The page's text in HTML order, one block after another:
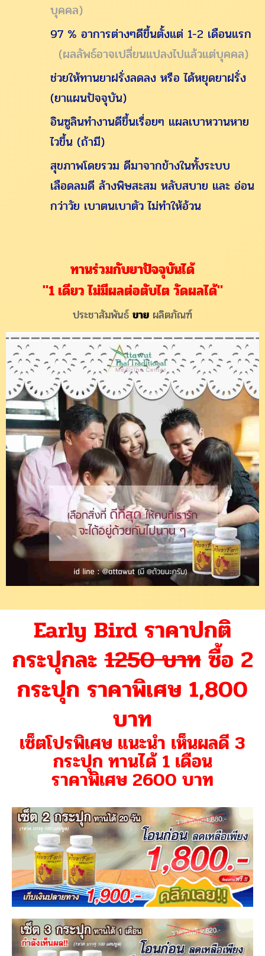
บุคคล)
97 % อาการต่างๆดีขึ้นตั้งแต่ 1-2 เดือนแรก
(ผลลัพธ์อาจเปลี่ยนแปลงไปแล้วแต่บุคคล)
ช่วยให้ทานยาฝรั่งลดลง หรือ ได้หยุดยาฝรั่ง
(ยาแผนปัจจุบัน)
อินซูลินทำงานดีขึ้นเรื่อยๆ แผลเบาหวานหาย
ไวขึ้น (ถ้ามี)
สุขภาพโดยรวม ดีมาจากข้างในทั้งระบบ
เลือดลมดี ล้างพิษสะสม หลับสบาย และ อ่อน
กว่าวัย เบาตนเบาตัว ไม่ทำให้อ้วน
ทานร่วมกับยาปัจจุบันได้
"1 เดียว ไม่มีผลต่อตับไต วัดผลได้"
ประชาสัมพันธ์ ขาย ผลิตภัณฑ์
Early Bird ราคาปกติ
กระปุกละ1250 บาทซื้อ 2
กระปุก ราคาพิเศษ 1,800
บาท
เซ็ตโปรพิเศษ แนะนำ เห็นผลดี 3
กระปุก ทานได้ 1 เดือน
ราคาพิเศษ 2600 บาท